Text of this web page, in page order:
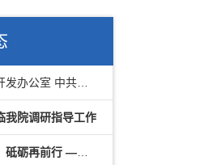
我院调研指导工作